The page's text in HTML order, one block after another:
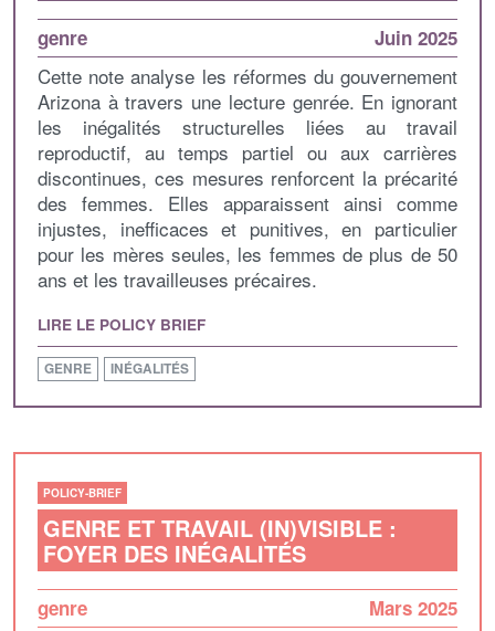
genre Juin 2025
Cette note analyse les réformes du gouvernement
Arizona à travers une lecture genrée. En ignorant
les inégalités structurelles liées au travail
reproductif, au temps partiel ou aux carrières
discontinues, ces mesures renforcent la précarité
des femmes. Elles apparaissent ainsi comme
injustes, inefficaces et punitives, en particulier
pour les mères seules, les femmes de plus de 50
ans et les travailleuses précaires.
LIRE LE POLICY BRIEF
GENRE INÉGALITÉS
POLICY-BRIEF
GENRE ET TRAVAIL (IN)VISIBLE :
FOYER DES INÉGALITÉS
genre Mars 2025